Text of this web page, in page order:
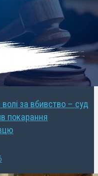
за вбивство – суд
покарання